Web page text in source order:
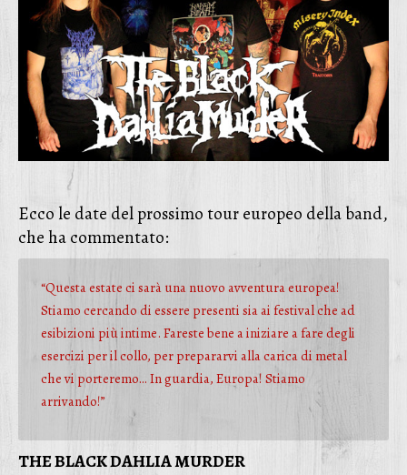
Ecco le date del prossimo tour europeo della band,
che ha commentato:
“Questa estate ci sarà una nuovo avventura europea!
Stiamo cercando di essere presenti sia ai festival che ad
esibizioni più intime. Fareste bene a iniziare a fare degli
esercizi per il collo, per prepararvi alla carica di metal
che vi porteremo… In guardia, Europa! Stiamo
arrivando!”
THE BLACK DAHLIA MURDER